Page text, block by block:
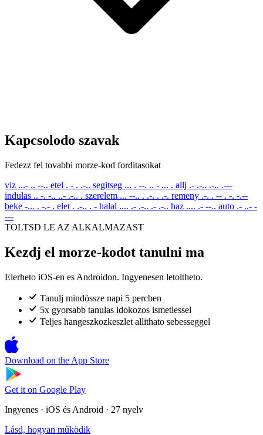
Kapcsolodo szavak
Fedezz fel tovabbi morze-kod forditasokat
viz ...- .. --.. etel . - . .-.. segitseg ... . --. .. - ... . allj .- .-.. .-.. .---
indulas .. -. -.. ..- .-.. . szerelem ... --.. . .-. . .-. remeny .-. . -- . -. -.--
beke -... . -.- . elet . .-.. . - halal .... .- .-.. .- .-.. haz .... .- --.. auto .- ..- -
---
TOLTSD LE AZ ALKALMAZAST
Kezdj el morze-kodot tanulni ma
Elerheto iOS-en es Androidon. Ingyenesen letoltheto.
Tanulj mindössze napi 5 percben
5x gyorsabb tanulas idokozos ismetlessel
Teljes hangeszkozkeszlet allithato sebesseggel
Download on the App Store
Get it on Google Play
Ingyenes · iOS és Android · 27 nyelv
Lásd, hogyan működik